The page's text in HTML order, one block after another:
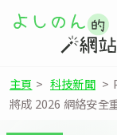
主頁 > 科技新聞 >
將成 2026 網絡安全